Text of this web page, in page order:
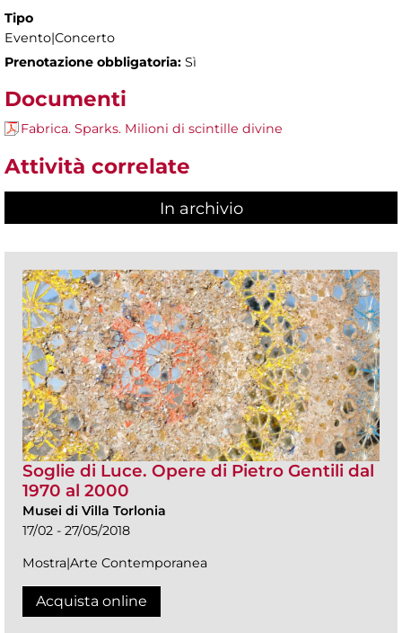
Tipo
Evento|Concerto
Prenotazione obbligatoria: Sì
Documenti
Fabrica. Sparks. Milioni di scintille divine
Attività correlate
In archivio
Soglie di Luce. Opere di Pietro Gentili dal
1970 al 2000
Musei di Villa Torlonia
17/02 - 27/05/2018
Mostra|Arte Contemporanea
Acquista online